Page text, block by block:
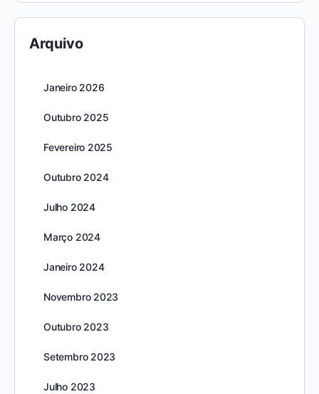
Arquivo
Janeiro 2026
Outubro 2025
Fevereiro 2025
Outubro 2024
Julho 2024
Março 2024
Janeiro 2024
Novembro 2023
Outubro 2023
Setembro 2023
Julho 2023